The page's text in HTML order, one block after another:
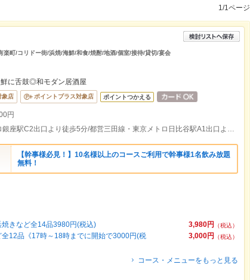
1/1ページ
楽町/コリドー街/浜焼/海鮮/和食/焼酎/地酒/個室/接待/貸切/宴会
に舌鼓◎和モダン居酒屋
象店 ポイントプラス対象店 ポイントつかえる
円
東京メトロ銀座駅C2出口より徒歩5分/都営三田線・東京メトロ日比谷駅A1出口より徒歩7分/JR有楽町駅銀座口より徒歩9分
【幹事様必見！】10名様以上のコースご利用で幹事様1名飲み放題
無料！
3,980円
（税込）
焼きなど全14品3980円(税込)
3,000円
（税込）
12品《17時～18時までに開始で3000円(税
コース・メニューをもっと見る